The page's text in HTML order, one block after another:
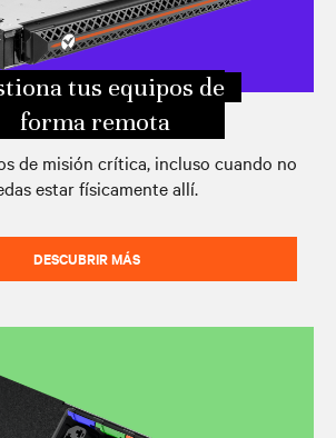
tus equipos de
forma remota
de misión crítica, incluso cuando no
estar físicamente allí.
DESCUBRIR MÁS